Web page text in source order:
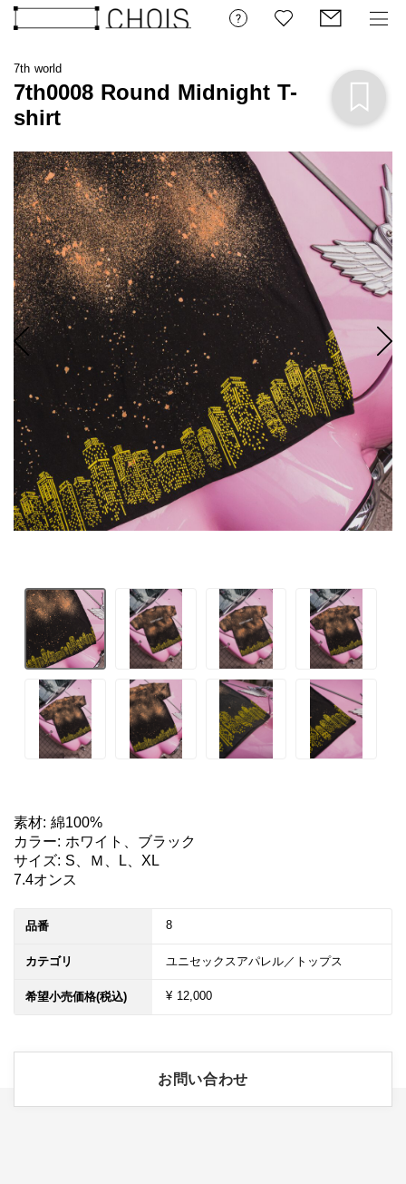
7th world
7th0008 Round Midnight T-
shirt
素材: 綿100%
カラー: ホワイト、ブラック
サイズ: S、Ｍ、L、XL
7.4オンス
品番 8
カテゴリ ユニセックスアパレル／トップス
希望小売価格(税込) ¥ 12,000
お問い合わせ